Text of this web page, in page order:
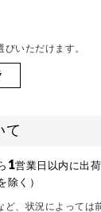
びいただけます。
て
1営業日以内に出荷
除く）
ど、状況によっては